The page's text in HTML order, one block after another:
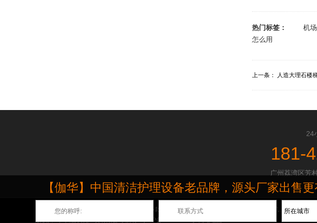
热门标签： 机
怎么用
上一条： 人造大理石楼
24
181-
广州荔湾区芳
伽华品牌专业生产石材打磨抛光护理机,推出多款深受市场欢迎的地面打磨抛光机、地坪研磨机、地板打蜡
版权归：广州吉安泥工贸有限公司 所有粤ICP备12025285号 网站地图
【伽华】中国清洁护理设备老品牌，源头厂家出售